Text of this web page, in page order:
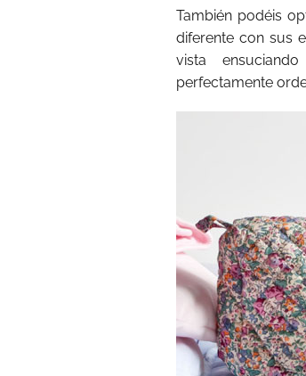
También podéis
diferente con sus
vista
perfectamente